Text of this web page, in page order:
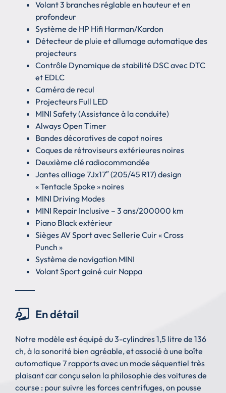
Volant 3 branches réglable en hauteur et en
profondeur
Système de HP Hifi Harman/Kardon
Détecteur de pluie et allumage automatique des
projecteurs
Contrôle Dynamique de stabilité DSC avec DTC
et EDLC
Caméra de recul
Projecteurs Full LED
MINI Safety (Assistance à la conduite)
Always Open Timer
Bandes décoratives de capot noires
Coques de rétroviseurs extérieures noires
Deuxième clé radiocommandée
Jantes alliage 7Jx17″ (205/45 R17) design
« Tentacle Spoke » noires
MINI Driving Modes
MINI Repair Inclusive – 3 ans/200000 km
Piano Black extérieur
Sièges AV Sport avec Sellerie Cuir « Cross
Punch »
Système de navigation MINI
Volant Sport gainé cuir Nappa
En détail
Notre modèle est équipé du 3-cylindres 1,5 litre de 136
ch, à la sonorité bien agréable, et associé à une boîte
automatique 7 rapports avec un mode séquentiel très
plaisant car conçu selon la philosophie des voitures de
course : pour suivre les forces centrifuges, on pousse